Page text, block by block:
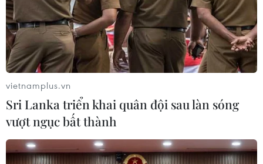
vietnamplus.vn
Sri Lanka triển khai quân đội sau làn sóng
vượt ngục bất thành